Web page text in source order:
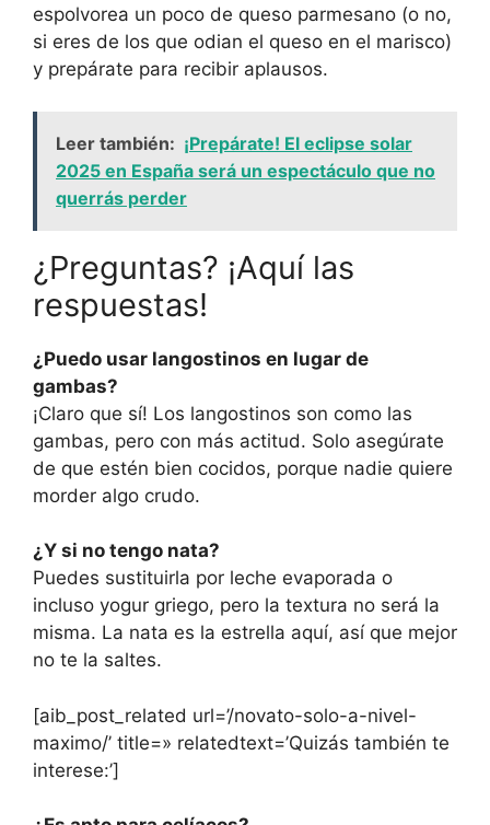
espolvorea un poco de queso parmesano (o no,
si eres de los que odian el queso en el marisco)
y prepárate para recibir aplausos.
Leer también: ¡Prepárate! El eclipse solar
2025 en España será un espectáculo que no
querrás perder
¿Preguntas? ¡Aquí las
respuestas!
¿Puedo usar langostinos en lugar de
gambas?
¡Claro que sí! Los langostinos son como las
gambas, pero con más actitud. Solo asegúrate
de que estén bien cocidos, porque nadie quiere
morder algo crudo.
¿Y si no tengo nata?
Puedes sustituirla por leche evaporada o
incluso yogur griego, pero la textura no será la
misma. La nata es la estrella aquí, así que mejor
no te la saltes.
[aib_post_related url=’/novato-solo-a-nivel-
maximo/’ title=» relatedtext=’Quizás también te
interese:’]